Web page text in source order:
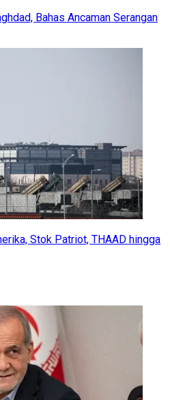
Bahas Ancaman Serangan
Stok Patriot, THAAD hingga